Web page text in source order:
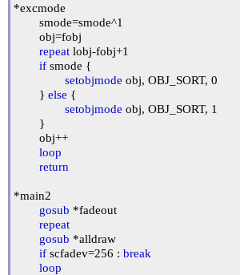
*excmode
repeat lobj-fobj+1
if smode {
setobjmode obj, OBJ_SORT, 0
	}
else {
setobjmode obj, OBJ_SORT, 1
loop
return
*main2
gosub *fadeout
repeat
gosub *alldraw
if scfadev=256 : break
loop